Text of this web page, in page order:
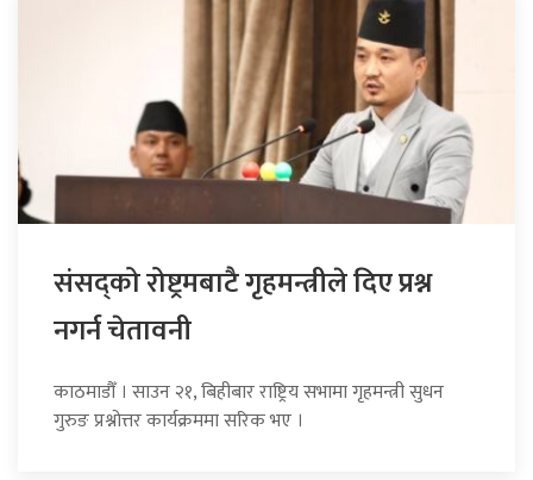
संसद्को रोष्ट्रमबाटै गृहमन्त्रीले दिए प्रश्न
नगर्न चेतावनी
काठमाडौँ । साउन २१, बिहीबार राष्ट्रिय सभामा गृहमन्त्री सुधन
गुरुङ प्रश्नोत्तर कार्यक्रममा सरिक भए ।